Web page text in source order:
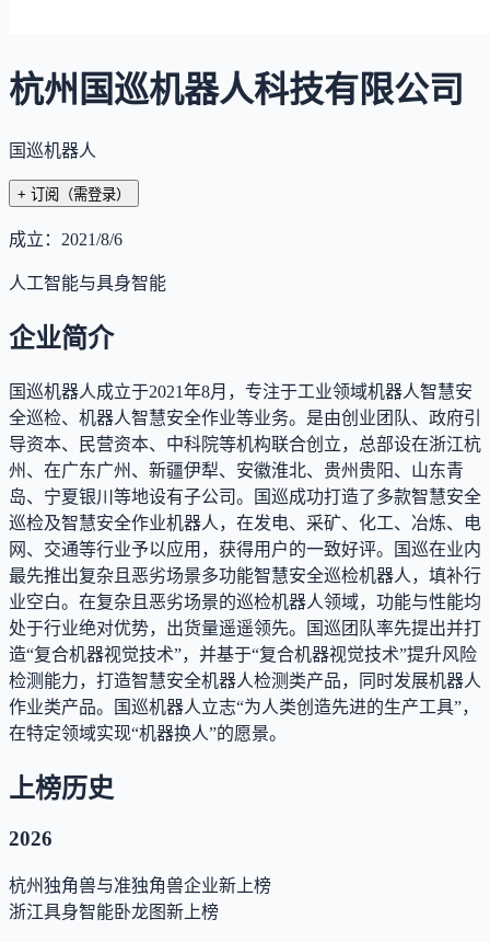
杭州国巡机器人科技有限公司
国巡机器人
+ 订阅 （需登录）
成立： 2021/8/6
人工智能与具身智能
企业简介
国巡机器人成立于2021年8月，专注于工业领域机器人智慧安
全巡检、机器人智慧安全作业等业务。是由创业团队、政府引
导资本、民营资本、中科院等机构联合创立，总部设在浙江杭
州、在广东广州、新疆伊犁、安徽淮北、贵州贵阳、山东青
岛、宁夏银川等地设有子公司。国巡成功打造了多款智慧安全
巡检及智慧安全作业机器人，在发电、采矿、化工、冶炼、电
网、交通等行业予以应用，获得用户的一致好评。国巡在业内
最先推出复杂且恶劣场景多功能智慧安全巡检机器人，填补行
业空白。在复杂且恶劣场景的巡检机器人领域，功能与性能均
处于行业绝对优势，出货量遥遥领先。国巡团队率先提出并打
造“复合机器视觉技术”，并基于“复合机器视觉技术”提升风险
检测能力，打造智慧安全机器人检测类产品，同时发展机器人
作业类产品。国巡机器人立志“为人类创造先进的生产工具”，
在特定领域实现“机器换人”的愿景。
上榜历史
2026
杭州独角兽与准独角兽企业新上榜
浙江具身智能卧龙图新上榜